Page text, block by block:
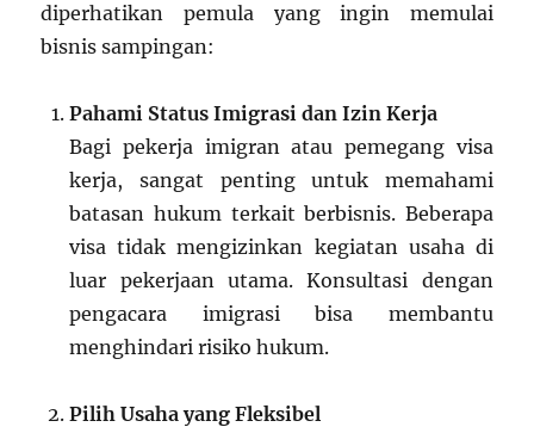
diperhatikan pemula yang ingin memulai
bisnis sampingan:
Pahami Status Imigrasi dan Izin Kerja
Bagi pekerja imigran atau pemegang visa
kerja, sangat penting untuk memahami
batasan hukum terkait berbisnis. Beberapa
visa tidak mengizinkan kegiatan usaha di
luar pekerjaan utama. Konsultasi dengan
pengacara imigrasi bisa membantu
menghindari risiko hukum.
Pilih Usaha yang Fleksibel